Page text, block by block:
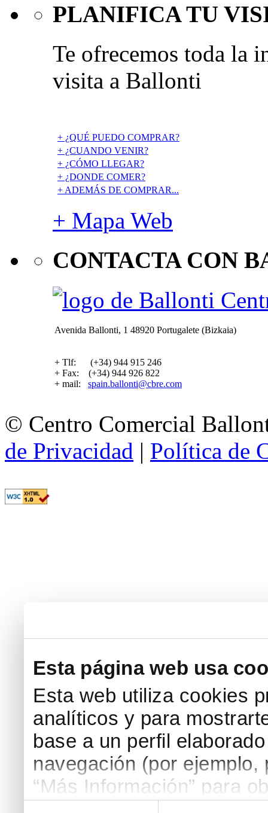
Esta página web usa
Esta web utiliza cookies
analíticos y para
base a un perfil
navegación (por
“Más Información” para
PLANIFICA TU
Te ofrecemos toda la
visita a Ballonti
+ ¿QUÉ PUEDO COMPRAR?
+ ¿CUANDO VENIR?
+ ¿CÓMO LLEGAR?
+ ¿DONDE COMER?
+ ADEMÁS DE COMPRAR...
+ Mapa Web
CONTACTA CON
Avenida Ballonti, 1 48920 Portugalete (Bizkaia)
+ Tlf: (+34) 944 915 246
+ Fax: (+34) 944 926 822
+ mail: spain.ballonti@cbre.com
© Centro Comercial
de Privacidad | Política de